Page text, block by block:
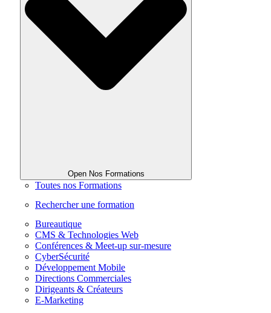
Open Nos Formations
Toutes nos Formations
Rechercher une formation
Bureautique
CMS & Technologies Web
Conférences & Meet-up sur-mesure
CyberSécurité
Développement Mobile
Directions Commerciales
Dirigeants & Créateurs
E-Marketing